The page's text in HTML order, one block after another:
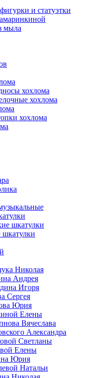
и статуэтки
мыла
хохлома
хохлома
хохлома
шкатулки
шкатулки
Николая
Андрея
Игоря
Сергея
Юрия
Елены
Вячеслава
Александра
Светланы
Елены
Юрия
Натальи